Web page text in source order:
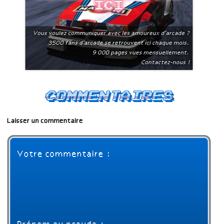
ici
Vous voulez communiquer avec les amoureux d'arcade ?
3500 fans d'arcade se retrouvent ici chaque mois.
9 000 pages vues mensuellement.
Contactez-nous !
Commentaires
Laisser un commentaire